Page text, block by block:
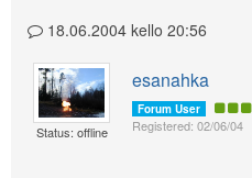
18.06.2004 kello 20:56
Status: offline
esanahka
Forum User
Registered: 02/06/04